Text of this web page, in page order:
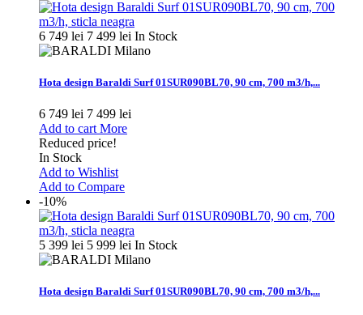
6 749 lei 7 499 lei In Stock
Hota design Baraldi Surf 01SUR090BL70, 90 cm, 700 m3/h,...
6 749 lei 7 499 lei
Add to cart More
Reduced price!
In Stock
Add to Wishlist
Add to Compare
-10%
5 399 lei 5 999 lei In Stock
Hota design Baraldi Surf 01SUR090BL70, 90 cm, 700 m3/h,...